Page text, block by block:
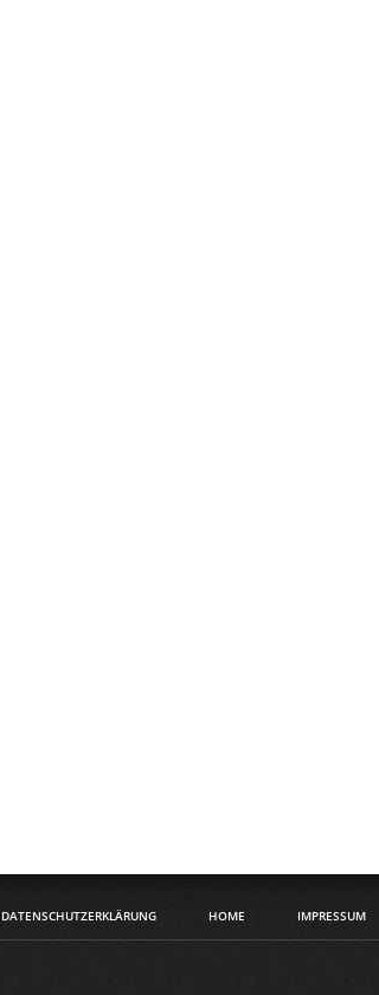
DATENSCHUTZERKLÄRUNG HOME IMPRESSUM